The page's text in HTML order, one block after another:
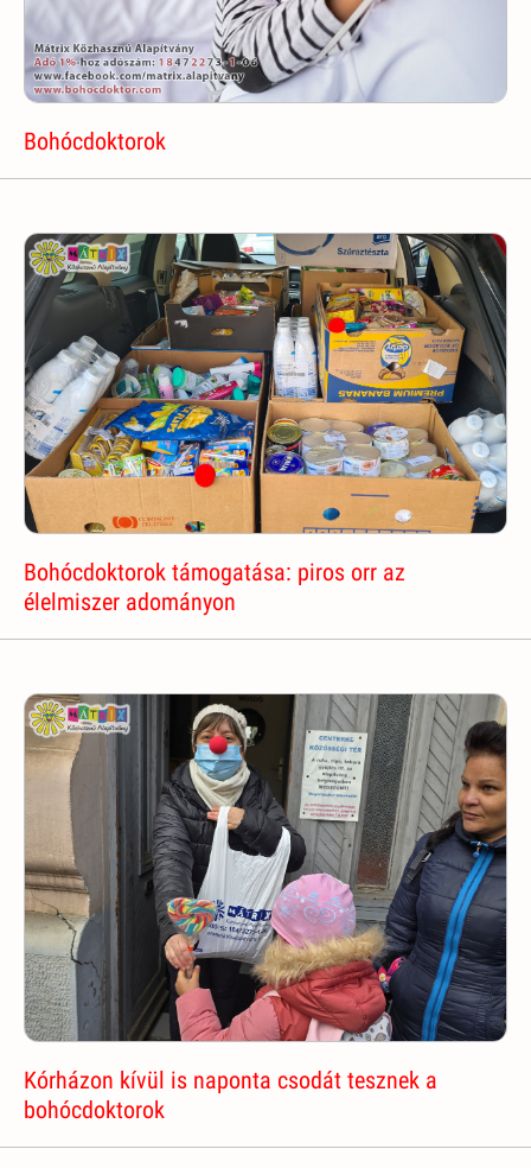
Bohócdoktorok
Bohócdoktorok támogatása: piros orr az
élelmiszer adományon
Kórházon kívül is naponta csodát tesznek a
bohócdoktorok